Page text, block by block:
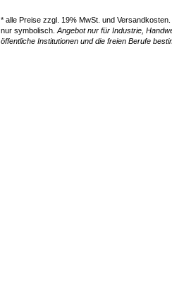
* alle Preise zzgl. 19% MwSt. und Versandkosten.
nur symbolisch. Angebot nur für Industrie,
öffentliche Institutionen und die freien Berufe